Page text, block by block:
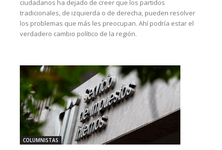
ciudadanos ha dejado de creer que los partidos
tradicionales, de izquierda o de derecha, pueden resolver
los problemas que más les preocupan. Ahí podría estar el
verdadero cambio político de la región.
COLUMNISTAS